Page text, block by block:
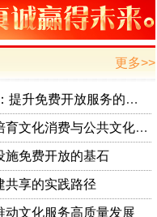
更多>>
以需求为导向 筑牢文化服务品牌：提升免费开放服务的精准性与影
以消费升级驱动文化服务提质：培育文化消费与公共文化服务转型的
施免费开放的基石
共享的实践路径
动文化服务高质量发展